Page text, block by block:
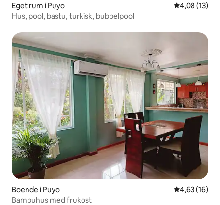
Eget rum i Puyo 4,08 av 5 i
4,08 (13)
Hus, pool, bastu, turkisk, bubbelpool
Boende i Puyo 4,63 av 5 i
4,63 (16)
Bambuhus med frukost